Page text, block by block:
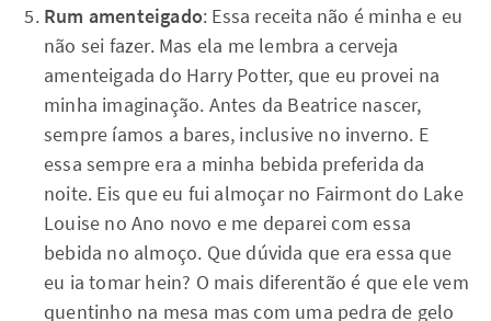
Rum amenteigado: Essa receita não é minha e eu
não sei fazer. Mas ela me lembra a cerveja
amenteigada do Harry Potter, que eu provei na
minha imaginação. Antes da Beatrice nascer,
sempre íamos a bares, inclusive no inverno. E
essa sempre era a minha bebida preferida da
noite. Eis que eu fui almoçar no Fairmont do Lake
Louise no Ano novo e me deparei com essa
bebida no almoço. Que dúvida que era essa que
eu ia tomar hein? O mais diferentão é que ele vem
quentinho na mesa mas com uma pedra de gelo